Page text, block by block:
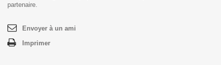
partenaire.
Envoyer à un ami
Imprimer